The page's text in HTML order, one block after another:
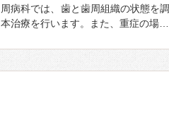
周病科では、歯と歯周組織の状態を
本治療を行います。また、重症の場